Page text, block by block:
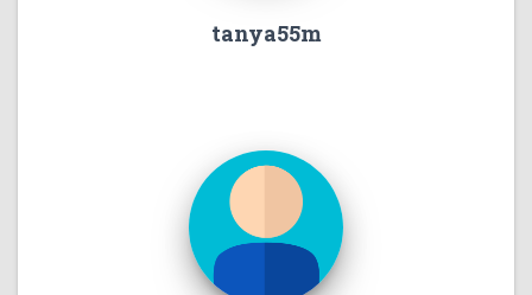
tanya55m